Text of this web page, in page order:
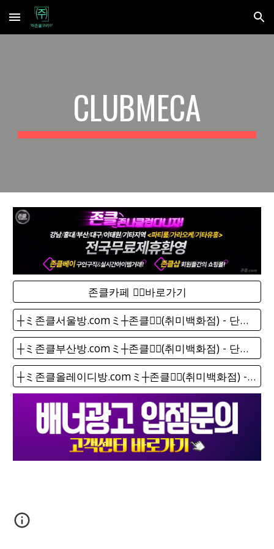
Skip to main content Skip to navigation
CLUBMECA
존클카페 ❤️‍🔥바로가기
┼ミ존클서울방.comミ┼존클❤️‍🔥(취미백화점) - 단톡방
┼ミ존클부산방.comミ┼존클❤️‍🔥(취미백화점) - 단톡방
┼ミ존클올레이디방.comミ┼존클❤️‍🔥(취미백화점) - 단톡방